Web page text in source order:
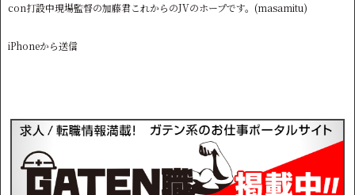
con打設中現場監督の加藤君これからのJVのホープです。(masamitu)
iPhoneから送信